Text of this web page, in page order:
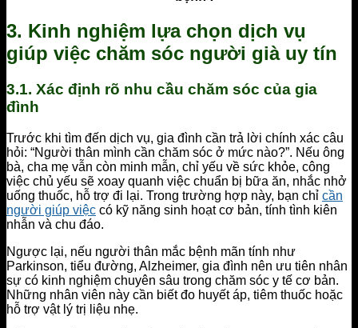
3. Kinh nghiệm lựa chọn dịch vụ
giúp việc chăm sóc người già uy tín
3.1. Xác định rõ nhu cầu chăm sóc của gia
đình
Trước khi tìm đến dịch vụ, gia đình cần trả lời chính xác câu
hỏi: “Người thân mình cần chăm sóc ở mức nào?”. Nếu ông
bà, cha mẹ vẫn còn minh mẫn, chỉ yếu về sức khỏe, công
việc chủ yếu sẽ xoay quanh việc chuẩn bị bữa ăn, nhắc nhở
uống thuốc, hỗ trợ đi lại. Trong trường hợp này, bạn chỉ cần
người giúp việc có kỹ năng sinh hoạt cơ bản, tính tình kiên
nhẫn và chu đáo.
Ngược lại, nếu người thân mắc bệnh mãn tính như
Parkinson, tiểu đường, Alzheimer, gia đình nên ưu tiên nhân
sự có kinh nghiệm chuyên sâu trong chăm sóc y tế cơ bản.
Những nhân viên này cần biết đo huyết áp, tiêm thuốc hoặc
hỗ trợ vật lý trị liệu nhẹ.